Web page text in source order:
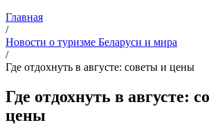
Главная
/
Новости о туризме Беларуси и мира
/
Где отдохнуть в августе: советы и цены
Где отдохнуть в августе:
цены